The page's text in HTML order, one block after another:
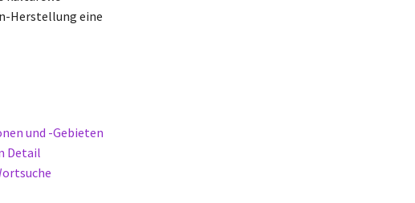
Herstellung eine
und -Gebieten
Detail